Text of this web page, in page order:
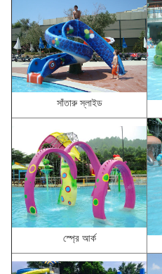
সাঁতারু স্লাইড
স্প্রে আর্ক